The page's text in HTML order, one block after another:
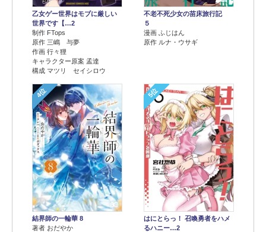
乙女ゲー世界はモブに厳しい
世界です【…2
制作 FTops
原作 三嶋 与夢
作画 行々狸
キャラクター原案 孟達
構成 マツリ セイシロウ
不老不死少女の苗床旅行記
５
漫画 ふじはん
原作 ルナ・ウサギ
4位
結界師の一輪華 8
著者 おだやか
5位
はにとらっ！ 召喚勇者をハメ
るハニー…2